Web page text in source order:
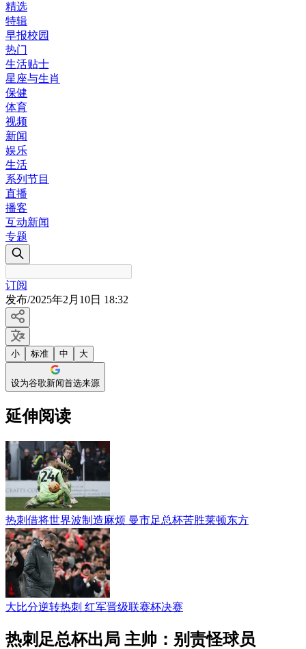
精选
特辑
早报校园
热门
生活贴士
星座与生肖
保健
体育
视频
新闻
娱乐
生活
系列节目
直播
播客
互动新闻
专题
订阅
发布/2025年2月10日 18:32
小 标准 中 大
设为谷歌新闻首选来源
延伸阅读
热刺借将世界波制造麻烦 曼市足总杯苦胜莱顿东方
大比分逆转热刺 红军晋级联赛杯决赛
热刺足总杯出局 主帅：别责怪球员